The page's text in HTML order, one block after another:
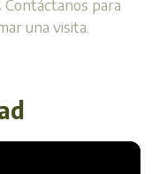
Contáctanos para
una visita.